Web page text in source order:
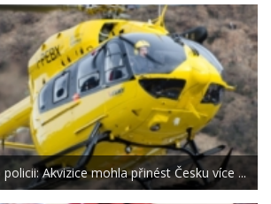
Akvizice mohla přinést Česku více ...